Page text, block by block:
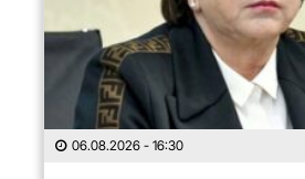
06.08.2026 - 16:30